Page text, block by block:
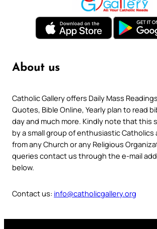
About us
Catholic Gallery offers Daily Mass
Quotes, Bible Online, Yearly plan to read
day and much more. Kindly note that this
by a small group of enthusiastic Catholics
from any Church or any Religious
queries contact us through the e-mail
below.
Contact us: info@catholicgallery.org